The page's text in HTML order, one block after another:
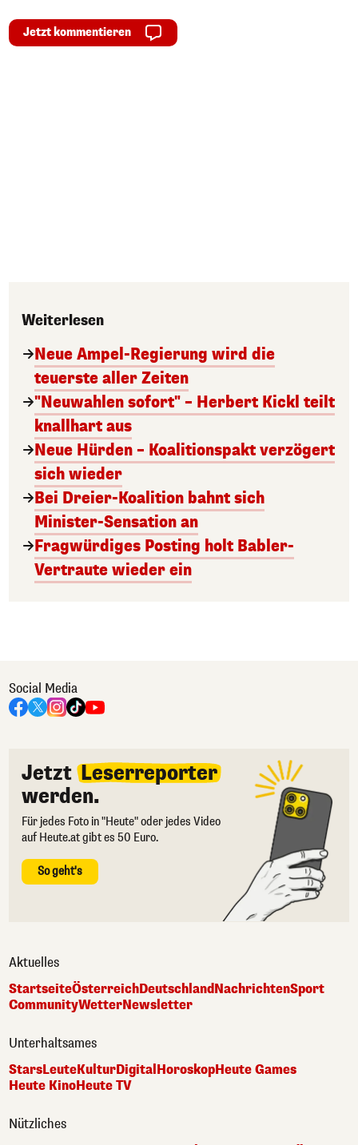
Jetzt kommentieren
Weiterlesen
Neue Ampel-Regierung wird die
teuerste aller Zeiten
"Neuwahlen sofort" – Herbert Kickl teilt
knallhart aus
Neue Hürden – Koalitionspakt verzögert
sich wieder
Bei Dreier-Koalition bahnt sich
Minister-Sensation an
Fragwürdiges Posting holt Babler-
Vertraute wieder ein
Social Media
Jetzt Leserreporter
werden.
Für jedes Foto in "Heute" oder jedes Video
auf Heute.at gibt es 50 Euro.
So geht's
Aktuelles
StartseiteÖsterreichDeutschlandNachrichtenSport
CommunityWetterNewsletter
Unterhaltsames
StarsLeuteKulturDigital HoroskopHeute Games
Heute KinoHeute TV
Nützliches